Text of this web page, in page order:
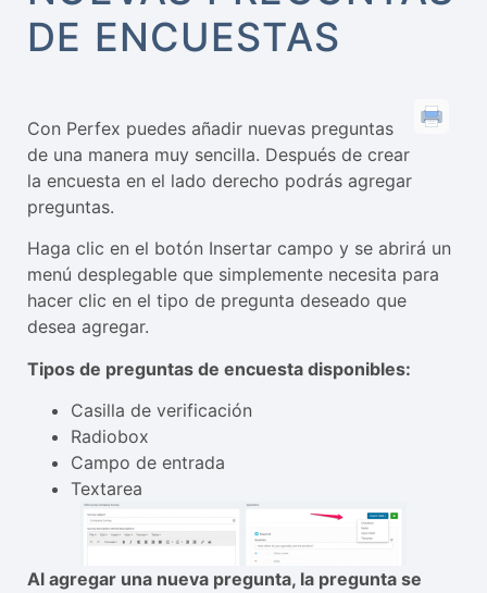
DE ENCUESTAS
Con Perfex puedes añadir nuevas preguntas
de una manera muy sencilla. Después de crear
la encuesta en el lado derecho podrás agregar
preguntas.
Haga clic en el botón Insertar campo y se abrirá un
menú desplegable que simplemente necesita para
hacer clic en el tipo de pregunta deseado que
desea agregar.
Tipos de preguntas de encuesta disponibles:
Casilla de verificación
Radiobox
Campo de entrada
Textarea
Al agregar una nueva pregunta, la pregunta se